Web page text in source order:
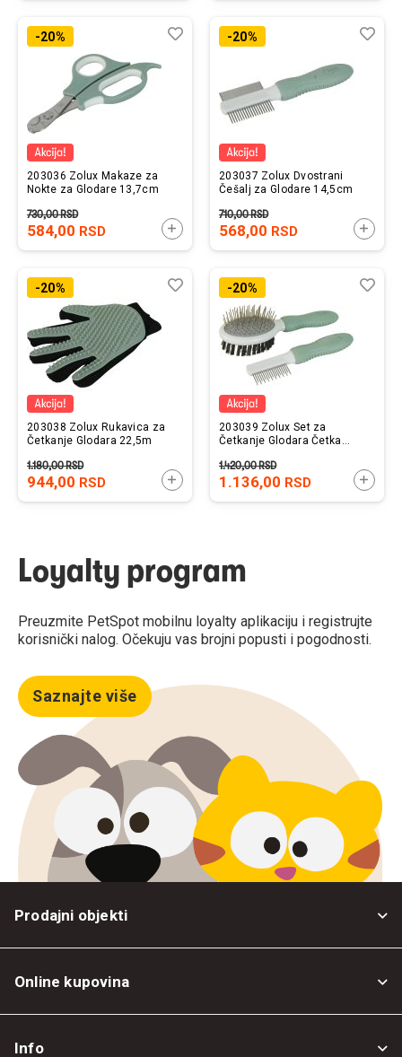
-20%
203036 Zolux Makaze za
Nokte za Glodare 13,7cm
584,00 RSD
730,00RSD
DODAJTE U KORPU
Lista
Uporedi-20%
203037 Zolux Dvostrani
Češalj za Glodare 14,5cm
568,00 RSD
710,00RSD
-20%
203038 Zolux Rukavica za
Četkanje Glodara 22,5m
944,00 RSD
1.180,00RSD
DODAJTE U KORPU
Lista
Uporedi-20%
203039 Zolux Set za
Četkanje Glodara Četka
1.136,00 RSD
1.420,00RSD
Loyalty program
Preuzmite PetSpot mobilnu loyalty aplikaciju i registrujte
korisnički nalog. Očekuju vas brojni popusti i pogodnosti.
Saznajte više
Prodajni objekti
Online kupovina
Info